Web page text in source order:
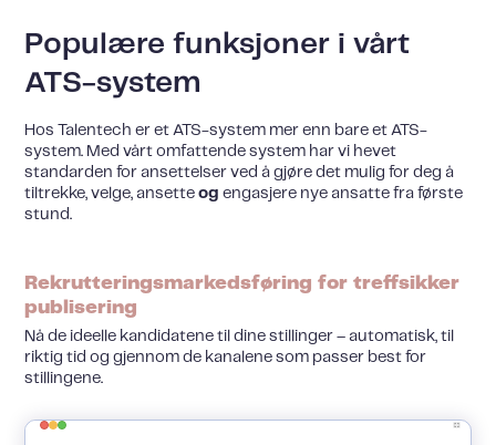
Populære funksjoner i vårt
ATS-system
Hos Talentech er et ATS-system mer enn bare et ATS-
system. Med vårt omfattende system har vi hevet
standarden for ansettelser ved å gjøre det mulig for deg å
tiltrekke, velge, ansetteog engasjere nye ansatte fra første
stund.
Rekrutteringsmarkedsføring for treffsikker
publisering
Nå de ideelle kandidatene til dine stillinger – automatisk, til
riktig tid og gjennom de kanalene som passer best for
stillingene.